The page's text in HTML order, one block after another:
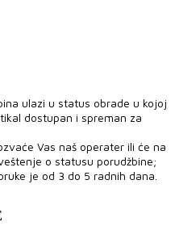
ulazi u status obrade u kojoj
dostupan i spreman za
Vas naš operater ili će na
o statusu porudžbine;
je od 3 do 5 radnih dana.